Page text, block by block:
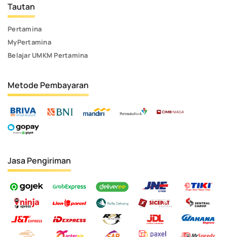
Tautan
Pertamina
MyPertamina
Belajar UMKM Pertamina
Metode Pembayaran
Jasa Pengiriman